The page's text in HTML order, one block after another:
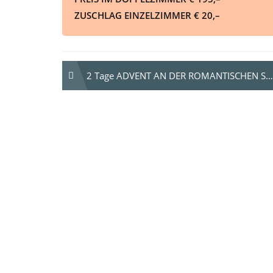
ZUSCHLAG EINZELZIMMER € 20,–
Beitrags-
Navigation
2 Tage ADVENT AN DER ROMANTISCHEN STRASSE